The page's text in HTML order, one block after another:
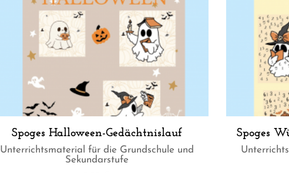
Spoges Halloween-Gedächtnislauf
Unterrichtsmaterial für die Grundschule und
Sekundarstufe
Spoges